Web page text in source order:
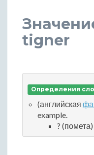
tigner
Определения
(английская
example.
? (помета)